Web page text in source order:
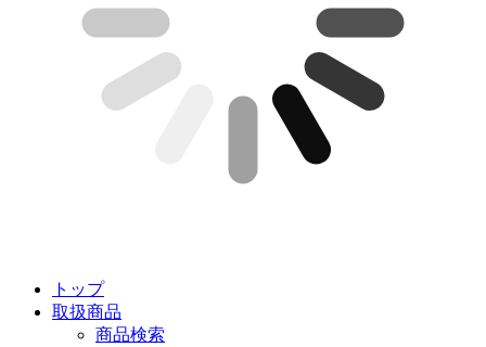
トップ
取扱商品
商品検索